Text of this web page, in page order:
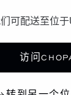
可配送至位
访问
PM
PM
PM